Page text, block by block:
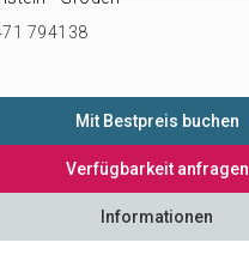
794138
Mit Bestpreis buchen
Verfügbarkeit anfragen
Informationen